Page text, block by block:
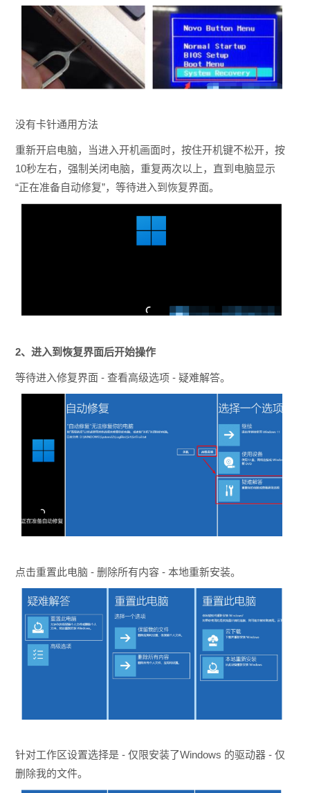
没有卡针通用方法
重新开启电脑，当进入开机画面时，按住开机键不松开，按
10秒左右，强制关闭电脑，重复两次以上，直到电脑显示
“正在准备自动修复”，等待进入到恢复界面。
2、进入到恢复界面后开始操作
等待进入修复界面 - 查看高级选项 - 疑难解答。
点击重置此电脑 - 删除所有内容 - 本地重新安装。
针对工作区设置选择是 - 仅限安装了Windows 的驱动器 - 仅
删除我的文件。